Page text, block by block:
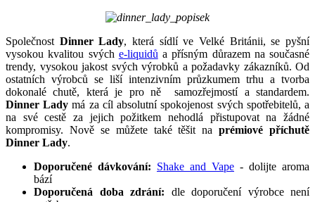
Společnost Dinner Lady, která sídlí ve Velké Británii, se pyšní
vysokou kvalitou svých e-liquidů a přísným důrazem na současné
trendy, vysokou jakost svých výrobků a požadavky zákazníků. Od
ostatních výrobců se liší intenzivním průzkumem trhu a tvorba
dokonalé chutě, která je pro ně samozřejmostí a standardem.
Dinner Ladymá za cíl absolutní spokojenost svých spotřebitelů, a
na své cestě za jejich požitkem nehodlá přistupovat na žádné
kompromisy. Nově se můžete také těšit naprémiové příchutě
Dinner Lady.
Doporučené dávkování: Shake and Vape - dolijte aroma
bází
Doporučená doba zdrání: dle doporučení výrobce není